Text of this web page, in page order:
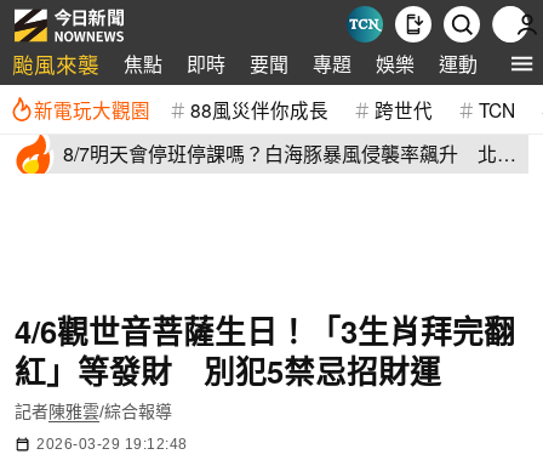
颱風來襲 焦點 即時 要聞 專題 娛樂 運動 全球
新電玩大觀園 88風災伴你成長 跨世代 TCN
8/7明天會停班停課嗎？白海豚暴風侵襲率飆升 北北
4/6觀世音菩薩生日！「3生肖拜完翻
紅」等發財 別犯5禁忌招財運
記者陳雅雲/綜合報導
2026-03-29 19:12:48